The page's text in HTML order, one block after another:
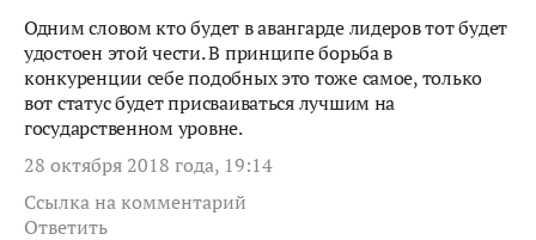
Одним словом кто будет в авангарде лидеров тот будет
удостоен этой чести. В принципе борьба в
конкуренции себе подобных это тоже самое, только
вот статус будет присваиваться лучшим на
государственном уровне.
28 октября 2018 года, 19:14
Ссылка на комментарий
Ответить